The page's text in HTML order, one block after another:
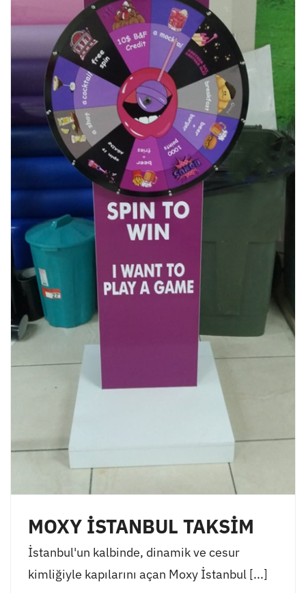
MOXY İSTANBUL TAKSİM
İstanbul'un kalbinde, dinamik ve cesur
kimliğiyle kapılarını açan Moxy İstanbul [...]